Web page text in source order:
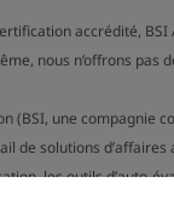
accrédité,
nous n’offrons
(BSI, une compagnie
de solutions
les outils d’auto-